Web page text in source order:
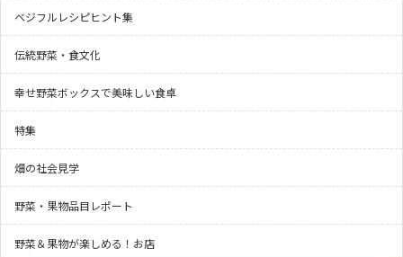
ベジフルレシピヒント集
伝統野菜・食文化
幸せ野菜ボックスで美味しい食卓
特集
畑の社会見学
野菜・果物品目レポート
野菜＆果物が楽しめる！お店